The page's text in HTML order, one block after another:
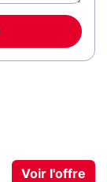
Voir l'offre